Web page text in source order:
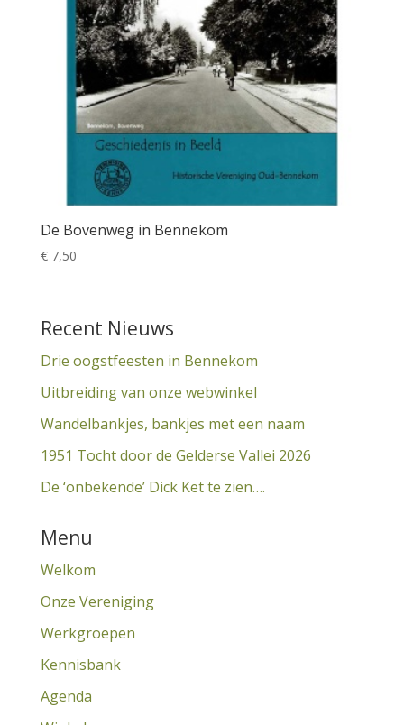
De Bovenweg in Bennekom
€7,50
Recent Nieuws
Drie oogstfeesten in Bennekom
Uitbreiding van onze webwinkel
Wandelbankjes, bankjes met een naam
1951 Tocht door de Gelderse Vallei 2026
De ‘onbekende’ Dick Ket te zien….
Menu
Welkom
Onze Vereniging
Werkgroepen
Kennisbank
Agenda